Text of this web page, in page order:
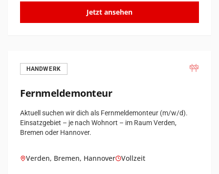
Jetzt ansehen
HANDWERK
Fernmeldemonteur
Aktuell suchen wir dich als Fernmeldemonteur (m/w/d).
Einsatzgebiet – je nach Wohnort – im Raum Verden,
Bremen oder Hannover.
Verden, Bremen, Hannover Vollzeit